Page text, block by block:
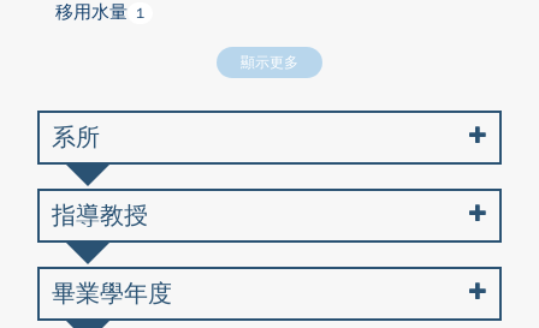
移用水量 1
顯示更多
系所
指導教授
畢業學年度